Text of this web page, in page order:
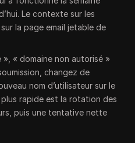
Le contexte sur les
la page email jetable de
», « domaine non autorisé »
changez de
nom d’utilisateur sur le
plus rapide est la rotation des
puis une tentative nette